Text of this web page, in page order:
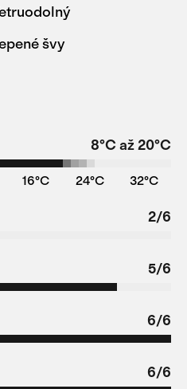
švy
8°C až 20°C
16°C 24°C 32°C
2/6
5/6
6/6
6/6